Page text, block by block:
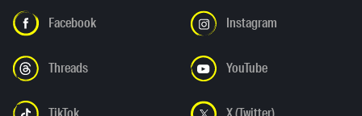
Facebook Instagram
Threads YouTube